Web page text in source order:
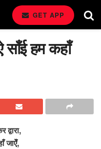
GET APP
साँई हम कहाँ
द्वारा,
जाऐँ,